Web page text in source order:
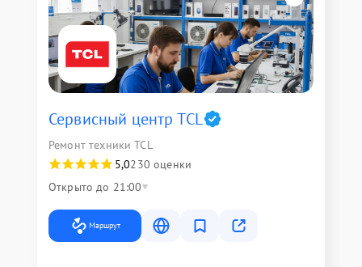
Сервисный центр TCL
Ремонт техники TCL
5,0230 оценки
Открыто до 21:00
Маршрут